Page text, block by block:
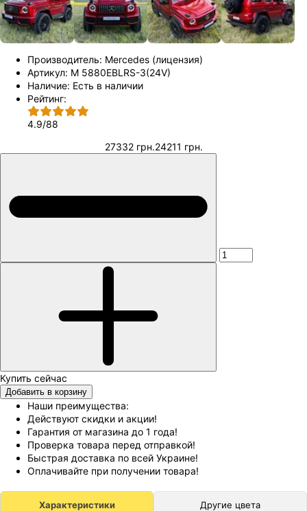
Производитель: Mercedes (лицензия)
Артикул: M 5880EBLRS-3(24V)
Наличие: Есть в наличии
Рейтинг:
4.9/88
27332 грн.24211 грн.
Добавить в корзину
Наши преимущества:
Действуют скидки и акции!
Гарантия от магазина до 1 года!
Проверка товара перед отправкой!
Быстрая доставка по всей Украине!
Оплачивайте при получении товара!
Характеристики Другие цвета